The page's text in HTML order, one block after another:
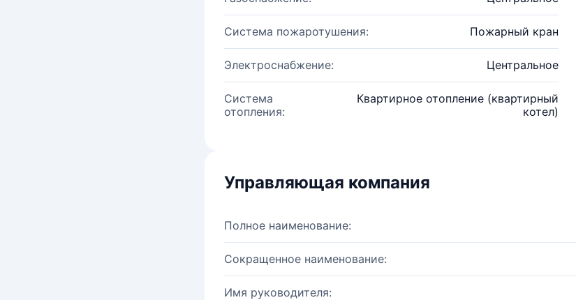
Система пожаротушения: Пожарный кран
Электроснабжение: Центральное
Система
отопления:
Квартирное отопление (квартирный
котел)
Управляющая компания
Полное наименование:
Сокращенное наименование:
Имя руководителя: